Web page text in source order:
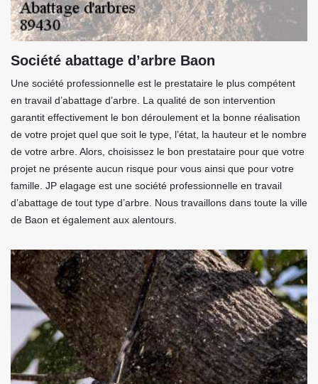
Société abattage d’arbre Baon
Une société professionnelle est le prestataire le plus compétent
en travail d’abattage d’arbre. La qualité de son intervention
garantit effectivement le bon déroulement et la bonne réalisation
de votre projet quel que soit le type, l’état, la hauteur et le nombre
de votre arbre. Alors, choisissez le bon prestataire pour que votre
projet ne présente aucun risque pour vous ainsi que pour votre
famille. JP elagage est une société professionnelle en travail
d’abattage de tout type d’arbre. Nous travaillons dans toute la ville
de Baon et également aux alentours.